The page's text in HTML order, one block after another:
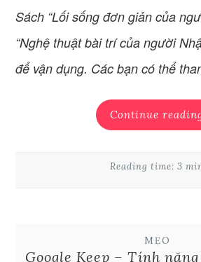
Sách “Lối sống đơn giản của
“Nghệ thuật bài trí của người
để vận dụng. Các bạn có thể
Continue
Reading time: 3
MẸO
Google Keep – Tính